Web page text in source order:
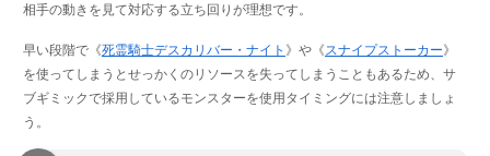
相手の動きを見て対応する立ち回りが理想です。
早い段階で《死霊騎士デスカリバー・ナイト 》や《 スナイプストーカー》
を使ってしまうとせっかくのリソースを失ってしまうこともあるため、サ
ブギミックで採用しているモンスターを使用タイミングには注意しましょ
う。